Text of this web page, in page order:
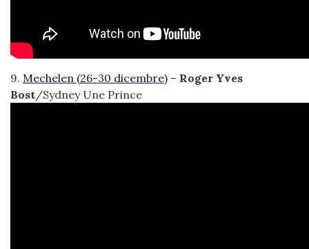
9. Mechelen (26-30 dicembre) – Roger Yves
Bost/Sydney Une Prince